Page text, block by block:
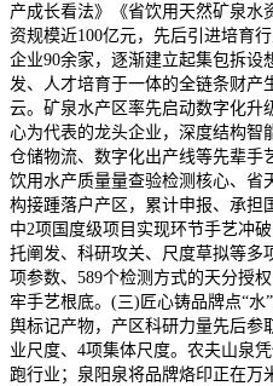
产成长看法》《省饮用天然矿泉水
资规模近100亿元，先后引进培育
企业90余家，逐渐建立起集包拆
发、人才培育于一体的全链条财产
云。矿泉水产区率先启动数字化升
心为代表的龙头企业，深度结构智
仓储物流、数字化出产线等先辈手
饮用水产质量量查验检测核心、省
构接踵落户产区，累计申报、承担
中2项国度级项目实现环节手艺冲
托阐发、科研攻关、尺度草拟等多
项参数、589个检测方式的天分授
牢手艺根底。(三)匠心铸品牌点“
舆标记产物，产区科研力量先后参
业尺度、4项集体尺度。农夫山泉
跑行业；泉阳泉将品牌烙印正在万